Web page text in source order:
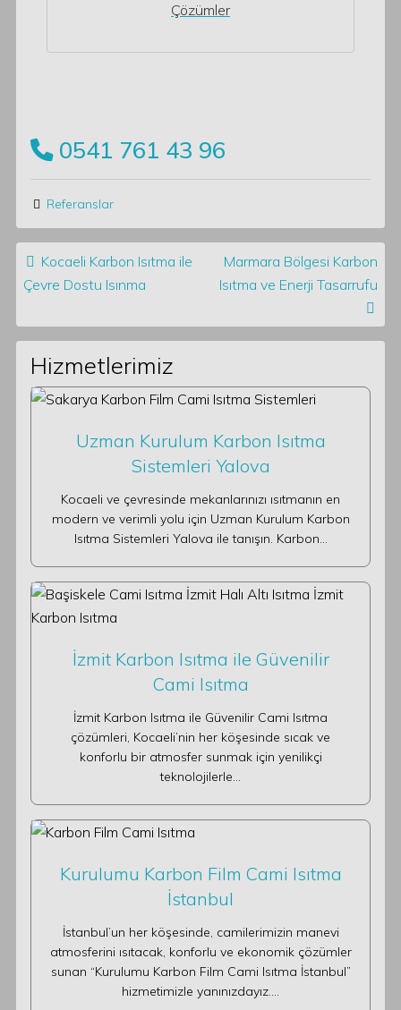
Çözümler
0541 761 43 96
Referanslar
Post navigation
Kocaeli Karbon Isıtma ile
Çevre Dostu Isınma
Marmara Bölgesi Karbon
Isıtma ve Enerji Tasarrufu
Hizmetlerimiz
Uzman Kurulum Karbon Isıtma
Sistemleri Yalova
Kocaeli ve çevresinde mekanlarınızı ısıtmanın en
modern ve verimli yolu için Uzman Kurulum Karbon
Isıtma Sistemleri Yalova ile tanışın. Karbon…
İzmit Karbon Isıtma ile Güvenilir
Cami Isıtma
İzmit Karbon Isıtma ile Güvenilir Cami Isıtma
çözümleri, Kocaeli’nin her köşesinde sıcak ve
konforlu bir atmosfer sunmak için yenilikçi
teknolojilerle…
Kurulumu Karbon Film Cami Isıtma
İstanbul
İstanbul’un her köşesinde, camilerimizin manevi
atmosferini ısıtacak, konforlu ve ekonomik çözümler
sunan “Kurulumu Karbon Film Cami Isıtma İstanbul”
hizmetimizle yanınızdayız.…